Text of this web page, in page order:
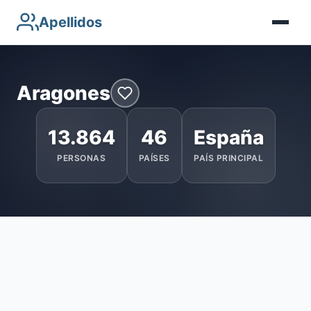
Apellidos
Aragones
13.864
PERSONAS
46
PAÍSES
España
PAÍS PRINCIPAL